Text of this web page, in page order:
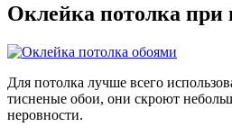
Оклейка потолка при
Для потолка лучше всего
тисненые обои, они скроют
неровности.